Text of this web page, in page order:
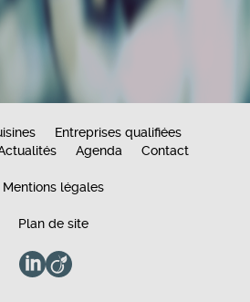
Entreprises qualifiées
Agenda Contact
Mentions légales
Plan de site